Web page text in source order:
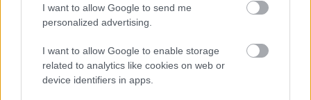
I want to allow Google to send me
personalized advertising.
I want to allow Google to enable storage
related to analytics like cookies on web or
device identifiers in apps.
Sok családban okoz feszültséget, amikor a gyerek
"rossz" félévi bizonyítványt hoz haza. Ilyenkor
könnyű téves következtetéseket levonni: a gyerek
lusta, figyelmetlen volt, pedig a háttérben jóval